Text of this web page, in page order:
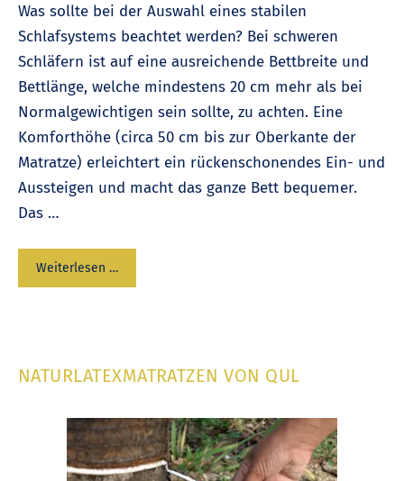
Was sollte bei der Auswahl eines stabilen
Schlafsystems beachtet werden? Bei schweren
Schläfern ist auf eine ausreichende Bettbreite und
Bettlänge, welche mindestens 20 cm mehr als bei
Normalgewichtigen sein sollte, zu achten. Eine
Komforthöhe (circa 50 cm bis zur Oberkante der
Matratze) erleichtert ein rückenschonendes Ein- und
Aussteigen und macht das ganze Bett bequemer.
Das …
Weiterlesen …
NATURLATEXMATRATZEN VON QUL